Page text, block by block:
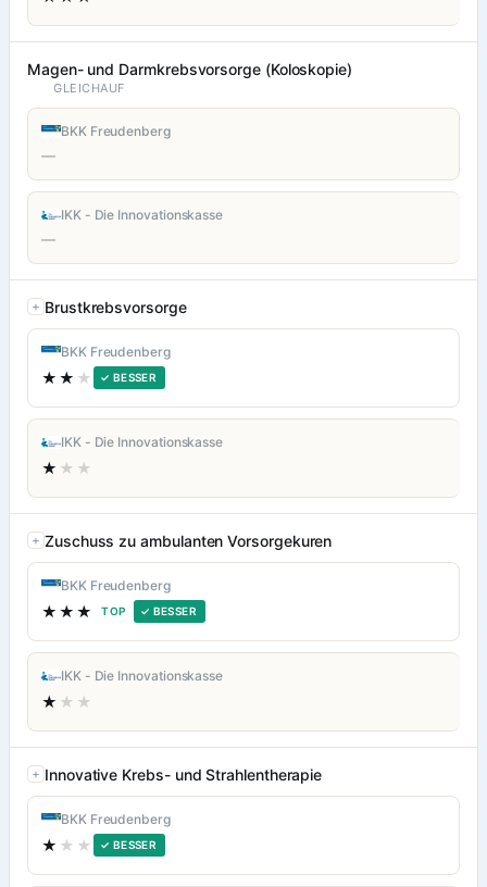
Magen- und Darmkrebsvorsorge (Koloskopie)
GLEICHAUF
BKK Freudenberg
—
IKK - Die Innovationskasse
—
Brustkrebsvorsorge
BKK Freudenberg
★★ ★ ✓ BESSER
IKK - Die Innovationskasse
★ ★★
Zuschuss zu ambulanten Vorsorgekuren
BKK Freudenberg
★★★ TOP ✓ BESSER
IKK - Die Innovationskasse
★ ★★
Innovative Krebs- und Strahlentherapie
BKK Freudenberg
★ ★★ ✓ BESSER